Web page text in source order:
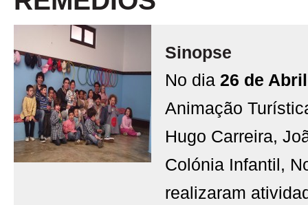
Sinopse
No dia 26 de Abril
Animação
Hugo Carreira,
Colónia Infantil,
realizaram